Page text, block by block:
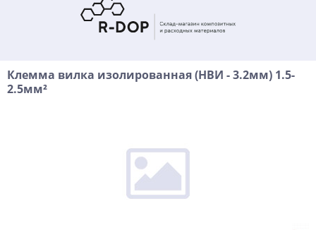
Клемма вилка изолированная (НВИ - 3.2мм) 1.5-
2.5мм²